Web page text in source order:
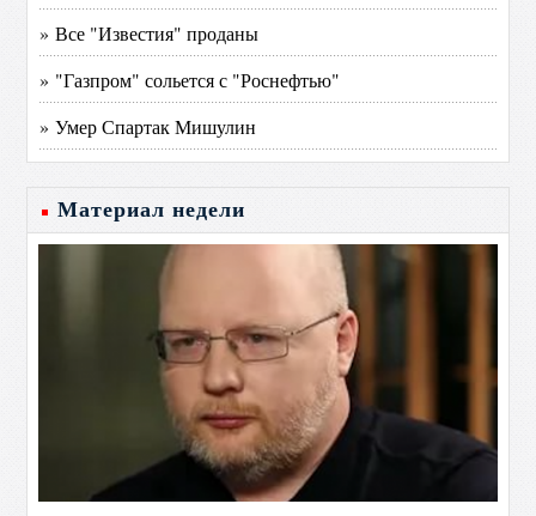
» Все "Известия" проданы
» "Газпром" сольется с "Роснефтью"
» Умер Спартак Мишулин
Материал недели